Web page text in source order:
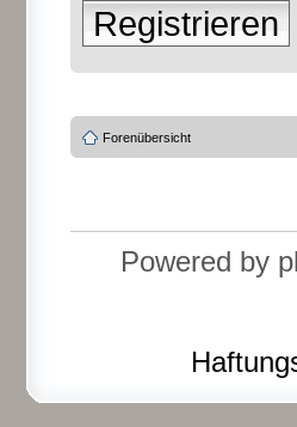
Registrieren
Forenübersicht
Powered by